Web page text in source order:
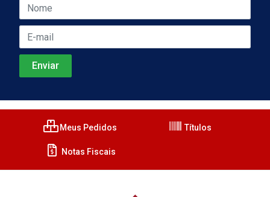
Meus Pedidos Títulos
Notas Fiscais